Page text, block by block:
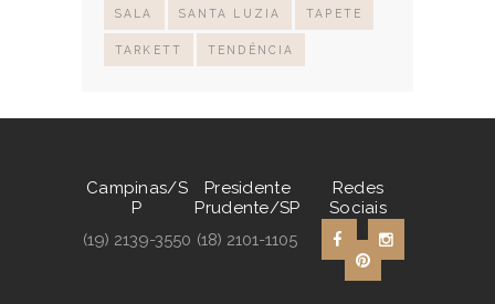
SALA SANTA LUZIA TAPETE
TARKETT TENDÊNCIA
Campinas/S
P
(19) 2139-3550
Presidente
Prudente/SP
(18) 2101-1105
Redes
Sociais